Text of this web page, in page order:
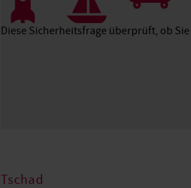
Diese Sicherheitsfrage überprüft, ob
Tschad